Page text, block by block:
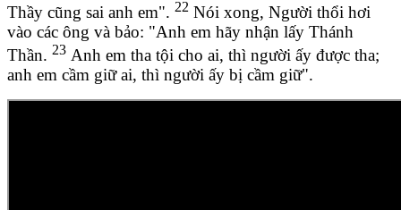
Thầy cũng sai anh em". 22 Nói xong, Người thổi hơi
vào các ông và bảo: "Anh em hãy nhận lấy Thánh
Thần. 23 Anh em tha tội cho ai, thì người ấy được tha;
anh em cầm giữ ai, thì người ấy bị cầm giữ".